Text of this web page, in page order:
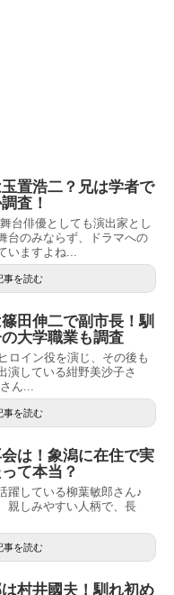
置浩二？兄は学者で
査！
台俳優としても演出家とし
台のみならず、ドラマへの
いますよね...
事を読む
田伸二で副市長！馴
大学職業も調査
ロイン役を演じ、その後も
演している紺野美沙子さ
ん...
事を読む
は！象潟に在住で実
て本当？
躍している柳葉敏郎さん♪
親しみやすい人柄で、長
事を読む
村井國夫！馴れ初め